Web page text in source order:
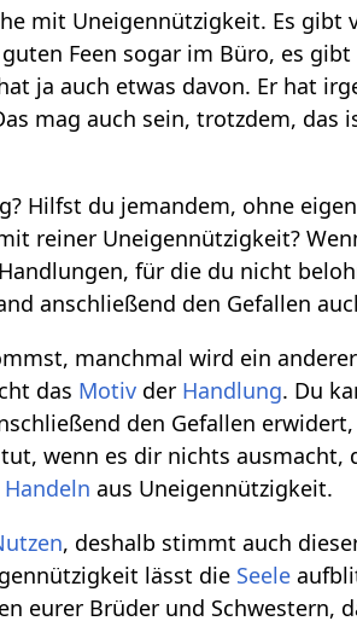
mit Uneigennützigkeit. Es gibt
Feen sogar im Büro, es
ja auch etwas davon. Er hat
mag auch sein, trotzdem, das
Hilfst du jemandem, ohne
reiner Uneigennützigkeit?
für die du nicht
anschließend den Gefallen
manchmal wird ein
das Motiv der Handlung. Du
den Gefallen
wenn es dir nichts ausmacht,
Handeln aus Uneigennützigkeit.
, deshalb stimmt auch
lässt die Seele
eurer Brüder und Schwestern,